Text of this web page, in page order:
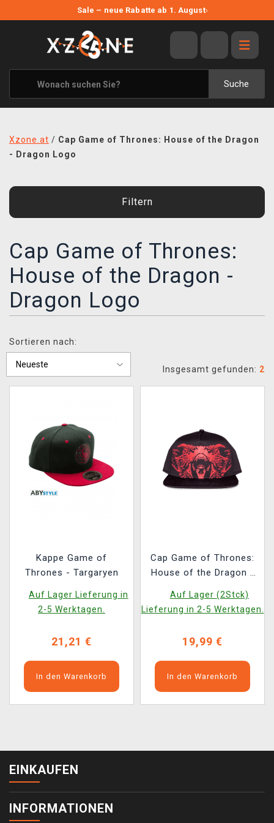
Sale – neue Rabatte ab 1. August›
Suche
ANGEBOTE
ALLE MARKEN
XZONE ORIGINALS
KLEIDUNG & ACCESSOIRES
BÜCHER & COMICS
VERSAND
Xzone.at / Cap Game of Thrones: House of the Dragon
- Dragon Logo
Filtern
Cap Game of Thrones:
House of the Dragon -
Dragon Logo
Sortieren nach:
Insgesamt gefunden: 2
Kappe Game of
Thrones - Targaryen
Auf Lager Lieferung in
2-5 Werktagen.
21,21 €
In den Warenkorb
Cap Game of Thrones:
House of the Dragon -
Auf Lager (2Stck)
Lieferung in 2-5 Werktagen.
19,99 €
In den Warenkorb
EINKAUFEN
INFORMATIONEN